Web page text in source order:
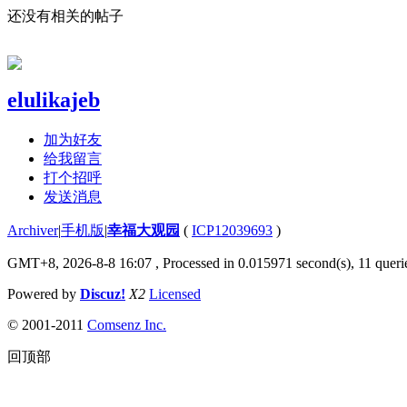
还没有相关的帖子
elulikajeb
加为好友
给我留言
打个招呼
发送消息
Archiver|手机版|幸福大观园 ( ICP12039693 )
GMT+8, 2026-8-8 16:07 , Processed in 0.015971 second(s), 11
Powered by Discuz! X2 Licensed
© 2001-2011 Comsenz Inc.
回顶部